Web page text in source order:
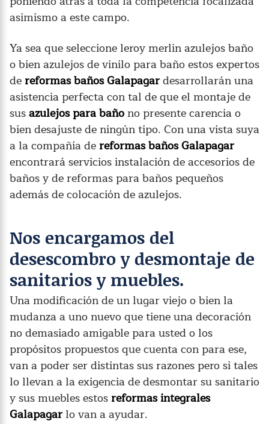
asimismo a este campo.
Ya sea que seleccione leroy merlin azulejos baño
o bien azulejos de vinilo para baño estos expertos
dereformas baños Galapagardesarrollarán una
asistencia perfecta con tal de que el montaje de
susazulejos para baño no presente carencia o
bien desajuste de ningún tipo. Con una vista suya
a la compañía dereformas baños Galapagar
encontrará servicios instalación de accesorios de
baños y de reformas para baños pequeños
además de colocación de azulejos.
Nos encargamos del
desescombro y desmontaje de
sanitarios y muebles.
Una modificación de un lugar viejo o bien la
mudanza a uno nuevo que tiene una decoración
no demasiado amigable para usted o los
propósitos propuestos que cuenta con para ese,
van a poder ser distintas sus razones pero si tales
lo llevan a la exigencia de desmontar su sanitario
y sus muebles estosreformas integrales
Galapagarlo van a ayudar.